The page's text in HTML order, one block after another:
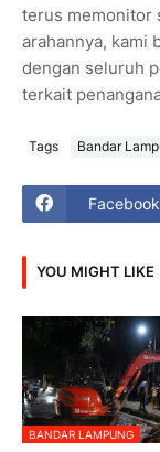
terus memonitor
arahannya, kami
dengan seluruh
terkait
Tags Bandar
Facebook
YOU MIGHT LIKE
BANDAR LAMPUNG